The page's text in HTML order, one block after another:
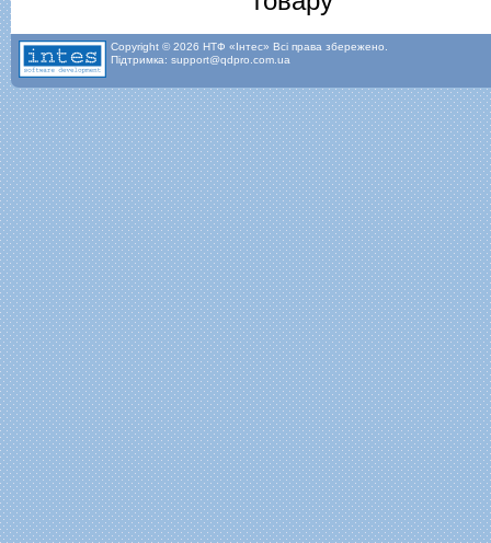
Copyright © 2026 НТФ «Інтес» Всі права збережено.
Підтримка: support@qdpro.com.ua